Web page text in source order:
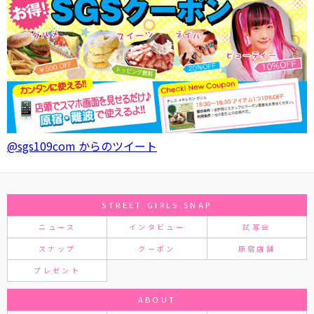
@sgs109com からのツイート
STREET GIRLS SNAP
ニュース インタビュー 試写会
スナップ クーポン 原宿店舗
プレゼント
ABOUT